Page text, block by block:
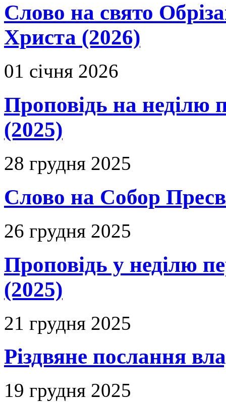
Слово на свято
Христа (2026)
01 січня 2026
Проповідь на неділю
(2025)
28 грудня 2025
Слово на Собор
26 грудня 2025
Проповідь у неділю
(2025)
21 грудня 2025
Різдвяне послання
19 грудня 2025